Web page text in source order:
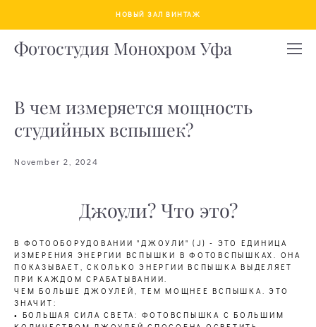
НОВЫЙ ЗАЛ ВИНТАЖ
Фотостудия Монохром Уфа
November 2, 2024
В чем измеряется мощность
студийных вспышек?
Джоули? Что это?
В ФОТООБОРУДОВАНИИ "ДЖОУЛИ" (J) - ЭТО ЕДИНИЦА
ИЗМЕРЕНИЯ ЭНЕРГИИ ВСПЫШКИ В ФОТОВСПЫШКАХ. ОНА
ПОКАЗЫВАЕТ, СКОЛЬКО ЭНЕРГИИ ВСПЫШКА ВЫДЕЛЯЕТ
ПРИ КАЖДОМ СРАБАТЫВАНИИ.
ЧЕМ БОЛЬШЕ ДЖОУЛЕЙ, ТЕМ МОЩНЕЕ ВСПЫШКА. ЭТО
ЗНАЧИТ:
• БОЛЬШАЯ СИЛА СВЕТА: ФОТОВСПЫШКА С БОЛЬШИМ